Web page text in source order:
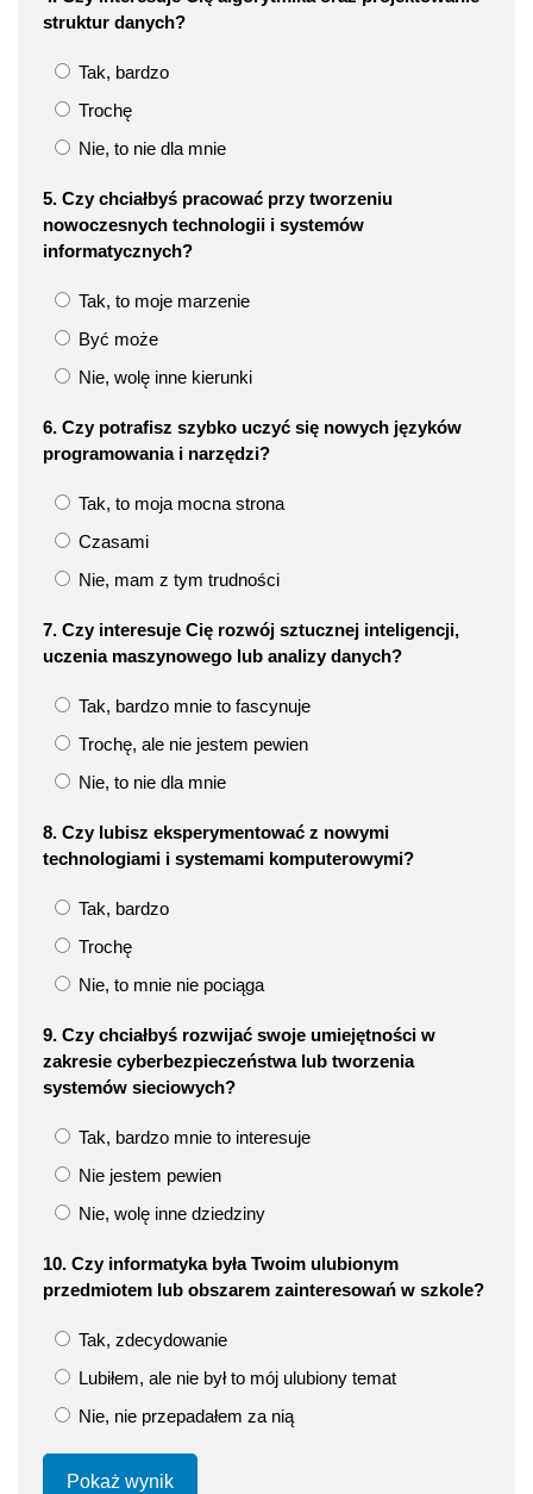
struktur danych?
Tak, bardzo
Trochę
Nie, to nie dla mnie
5. Czy chciałbyś pracować przy tworzeniu
nowoczesnych technologii i systemów
informatycznych?
Tak, to moje marzenie
Być może
Nie, wolę inne kierunki
6. Czy potrafisz szybko uczyć się nowych języków
programowania i narzędzi?
Tak, to moja mocna strona
Czasami
Nie, mam z tym trudności
7. Czy interesuje Cię rozwój sztucznej inteligencji,
uczenia maszynowego lub analizy danych?
Tak, bardzo mnie to fascynuje
Trochę, ale nie jestem pewien
Nie, to nie dla mnie
8. Czy lubisz eksperymentować z nowymi
technologiami i systemami komputerowymi?
Tak, bardzo
Trochę
Nie, to mnie nie pociąga
9. Czy chciałbyś rozwijać swoje umiejętności w
zakresie cyberbezpieczeństwa lub tworzenia
systemów sieciowych?
Tak, bardzo mnie to interesuje
Nie jestem pewien
Nie, wolę inne dziedziny
10. Czy informatyka była Twoim ulubionym
przedmiotem lub obszarem zainteresowań w szkole?
Tak, zdecydowanie
Lubiłem, ale nie był to mój ulubiony temat
Nie, nie przepadałem za nią
Pokaż wynik